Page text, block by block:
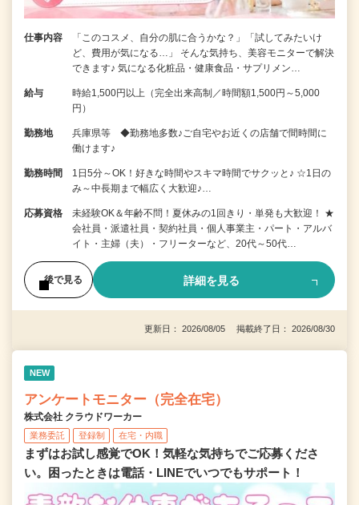
仕事内容
「このコスメ、自分の肌に合うかな？」「試してみたいけ
ど、費用が気になる…」 そんな気持ち、美容モニターで解決
できます♪ 気になる化粧品・健康食品・サプリメン…
給与
時給1,500円以上（完全出来高制／時間額1,500円～5,000
円）
勤務地
兵庫県等 ◆勤務地多数♪ご自宅やお近くの店舗で間時間に
働けます♪
勤務時間
1日5分～OK！好きな時間やスキマ時間でサクッと♪ ☆1日の
み～中長期まで幅広く大歓迎♪…
応募資格
未経験OK＆年齢不問！夏休みの1回きり・単発も大歓迎！ ★
会社員・派遣社員・契約社員・個人事業主・パート・アルバ
イト・主婦（夫）・フリーターなど、20代～50代…
後で見る 詳細を見る
更新日： 2026/08/05 掲載終了日： 2026/08/30
NEW
アンケートモニター（完全在宅）
株式会社 クラウドワーカー
業務委託 登録制 在宅・内職
まずはお試し感覚でOK！気軽な気持ちでご応募くださ
い。困ったときは電話・LINEでいつでもサポート！